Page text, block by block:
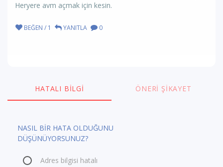
Heryere avm açmak için kesin.
BEĞEN / 1 YANITLA 0
HATALI BILGI ÖNERI ŞIKAYET
NASIL BİR HATA OLDUĞUNU
DÜŞÜNÜYORSUNUZ?
Adres bilgisi hatalı